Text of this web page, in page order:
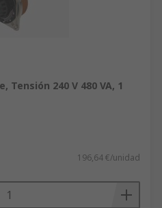
Tensión 240 V 480 VA, 1
196,64 €/unidad